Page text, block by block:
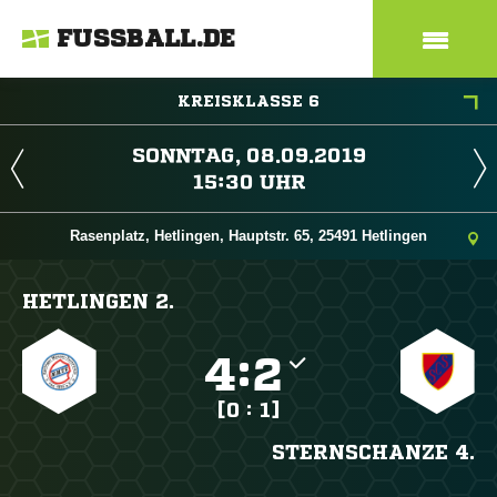
FUSSBALL.DE
KREISKLASSE 6
 
 
Rasenplatz, Hetlingen, Hauptstr. 65, 25491 Hetlingen
HETLINGEN 2.
:
[0 : 1]
STERNSCHANZE 4.